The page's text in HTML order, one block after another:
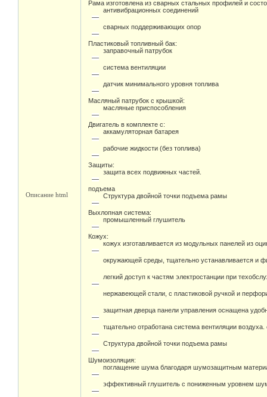
Описание html
Рама изготовлена из сварных стальных профилей и
антивибрационных соединений
сварных поддерживающих опор
Пластиковый топливный бак:
заправочный патрубок
система вентиляции
датчик минимального уровня топлива
Масляный патрубок с крышкой:
масляные приспособления
Двигатель в комплекте с:
аккамуляторная батарея
рабочие жидкости (без топлива)
Защиты:
защита всех подвижных частей.
подъема
Структура двойной точки подъема рамы
Выхлопная система:
промышленный глушитель
Кожух:
кожух изготавливается из модульных панелей из
окружающей среды, тщательно устанавливается и
легкий доступ к частям электростанции при
нержавеющей стали, с пластиковой ручкой и
защитная дверца панели управления оснащена
тщательно отработана система вентиляции
Структура двойной точки подъема рамы
Шумоизоляция:
поглащение шума благодаря шумозащитным
эффективный глушитель с пониженным уровнем